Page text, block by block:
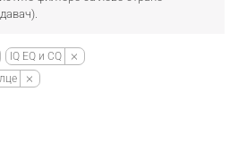
IQ EQ и CQ